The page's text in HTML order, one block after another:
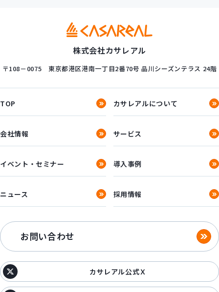
株式会社カサレアル
〒108－0075 東京都港区港南一丁目2番70号 品川シーズンテラス 24階
TOP カサレアルについて
会社情報 サービス
イベント・セミナー 導入事例
ニュース 採用情報
お問い合わせ
カサレアル公式Ｘ